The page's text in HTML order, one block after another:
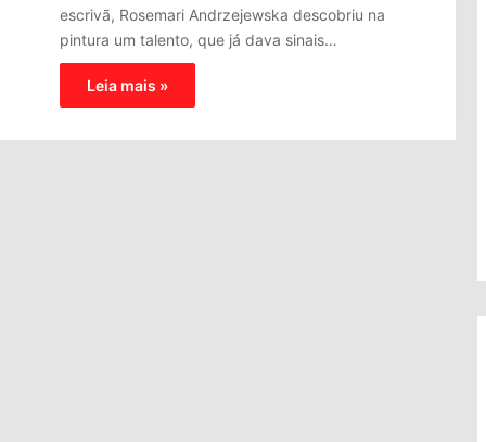
escrivã, Rosemari Andrzejewska descobriu na
pintura um talento, que já dava sinais…
Leia mais »